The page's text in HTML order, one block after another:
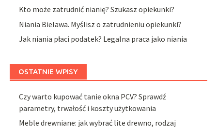
Kto może zatrudnić nianię? Szukasz opiekunki?
Niania Bielawa. Myślisz o zatrudnieniu opiekunki?
Jak niania płaci podatek? Legalna praca jako niania
OSTATNIE WPISY
Czy warto kupować tanie okna PCV? Sprawdź
parametry, trwałość i koszty użytkowania
Meble drewniane: jak wybrać lite drewno, rodzaj